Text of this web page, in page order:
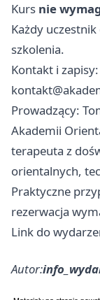
Kurs nie
Każdy
szkolenia.
Kontakt i
Prowadzący:
Akademii
terapeuta z
orientalnych,
Praktyczne
rezerwacja
Link do
Autor: